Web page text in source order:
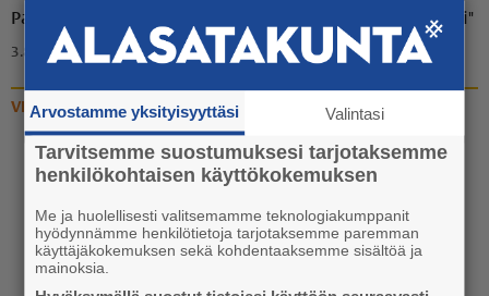
Pakina: "Ammuu! Eräänä iltana puuttuva palanen löytyi"
3.8. 18:00
VIDEOT
Video: Vanhan liikuntasalin
katoaminen Euran
koulukeskuksen katukuvasta
käynnistyi
Arvostamme yksityisyyttäsi Valintasi
Tarvitsemme suostumuksesi tarjotaksemme
henkilökohtaisen käyttökokemuksen
Me ja huolellisesti valitsemamme teknologiakumppanit
hyödynnämme henkilötietoja tarjotaksemme paremman
käyttäjäkokemuksen sekä kohdentaaksemme sisältöä ja
mainoksia.